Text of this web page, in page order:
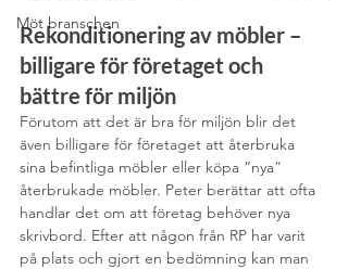
Möt branschen
Rekonditionering av möbler –
billigare för företaget och
bättre för miljön
Förutom att det är bra för miljön blir det
även billigare för företaget att återbruka
sina befintliga möbler eller köpa ”nya”
återbrukade möbler. Peter berättar att ofta
handlar det om att företag behöver nya
skrivbord. Efter att någon från RP har varit
på plats och gjort en bedömning kan man